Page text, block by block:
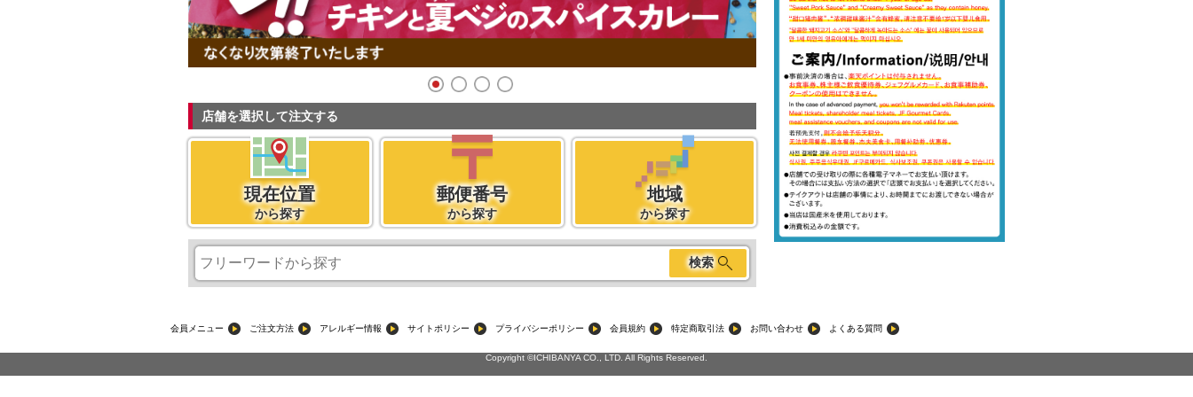
店舗を選択して注文する
現在位置
から探す
郵便番号
から探す
地域
から探す
現在位置
検索
会員メニュー ご注文方法 アレルギー情報 サイトポリシー プライバシーポリシー 会員規約 特定商取引法 お問い合わせ よくある質問
Copyright ©ICHIBANYA CO., LTD. All Rights Reserved.